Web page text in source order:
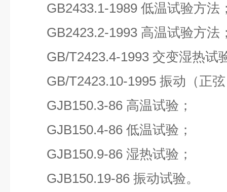
GB2433.1-1989 低温试验方法
GB2423.2-1993 高温试验方法
GB/T2423.4-1993 交变湿热试
GB/T2423.10-1995 振动（正弦
GJB150.3-86 高温试验；
GJB150.4-86 低温试验；
GJB150.9-86 湿热试验；
GJB150.19-86 振动试验。